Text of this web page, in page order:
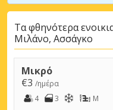
Τα φθηνότερα
Μιλάνο, Ασσάγκο
Μικρό
€3 /ημέρα
4
3 M